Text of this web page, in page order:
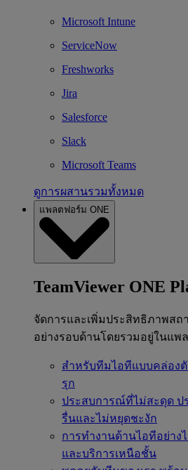
Microsoft Intune
ServiceNow
Freshworks
Jira
Salesforce
Slack
Microsoft Teams
ดูการผสานรวมทั้งหมด
แพลตฟอร์ม ONE
TeamViewer ONE
จัดการและเพิ่มประสิทธิภาพส
อย่างรอบด้านโดยรวมอยู่ในแพ
สำหรับทีมไอทีแบบคล่องตั
รุก
ประสบการณ์ที่ไม่สะดุด ป
รื่นและไม่หยุดชะงัก
การทำงานด้านไอทีอย่าง
และบริการเหนือชั้น